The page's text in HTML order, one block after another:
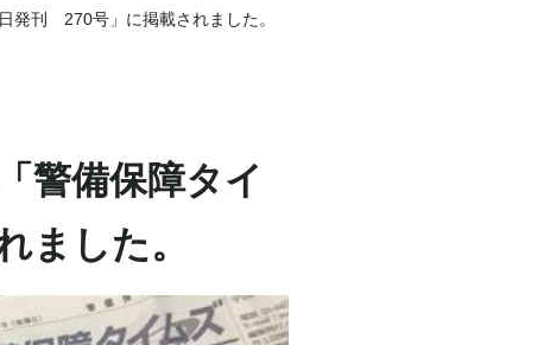
発刊 270号」に掲載されました。
警備保障タイ
した。